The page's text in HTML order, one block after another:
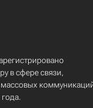
в сфере связи,